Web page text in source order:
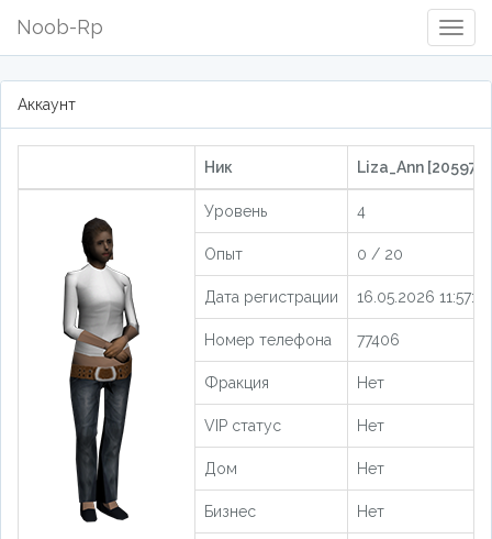
Noob-Rp
Аккаунт
Ник Liza_Ann [205973]
Уровень 4
Опыт 0 / 20
Дата регистрации 16.05.2026 11:57:25
Номер телефона 77406
Фракция Нет
VIP статус Нет
Дом Нет
Бизнес Нет